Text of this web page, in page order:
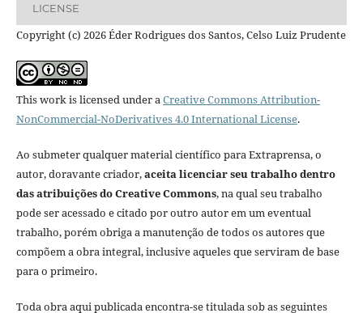
LICENSE
Copyright (c) 2026 Éder Rodrigues dos Santos, Celso Luiz Prudente
This work is licensed under aCreative Commons Attribution-
NonCommercial-NoDerivatives 4.0 International License.
Ao submeter qualquer material científico para Extraprensa, o
autor, doravante criador,aceita licenciar seu trabalho dentro
das atribuições do Creative Commons, na qual seu trabalho
pode ser acessado e citado por outro autor em um eventual
trabalho, porém obriga a manutenção de todos os autores que
compõem a obra integral, inclusive aqueles que serviram de base
para o primeiro.
Toda obra aqui publicada encontra-se titulada sob as seguintes